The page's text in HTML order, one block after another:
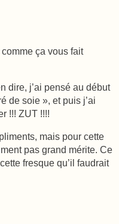
comme ça vous fait
dire, j’ai pensé au début
de soie », et puis j’ai
!!! ZUT !!!!
mais pour cette
pas grand mérite. Ce
fresque qu’il faudrait